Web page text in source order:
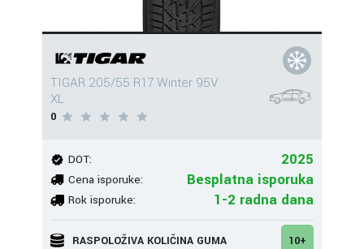
TIGAR 205/55 R17 Winter 95V
XL
0
DOT: 2025
Cena isporuke: Besplatna isporuka
Rok isporuke: 1-2 radna dana
RASPOLOŽIVA KOLIČINA GUMA 10+